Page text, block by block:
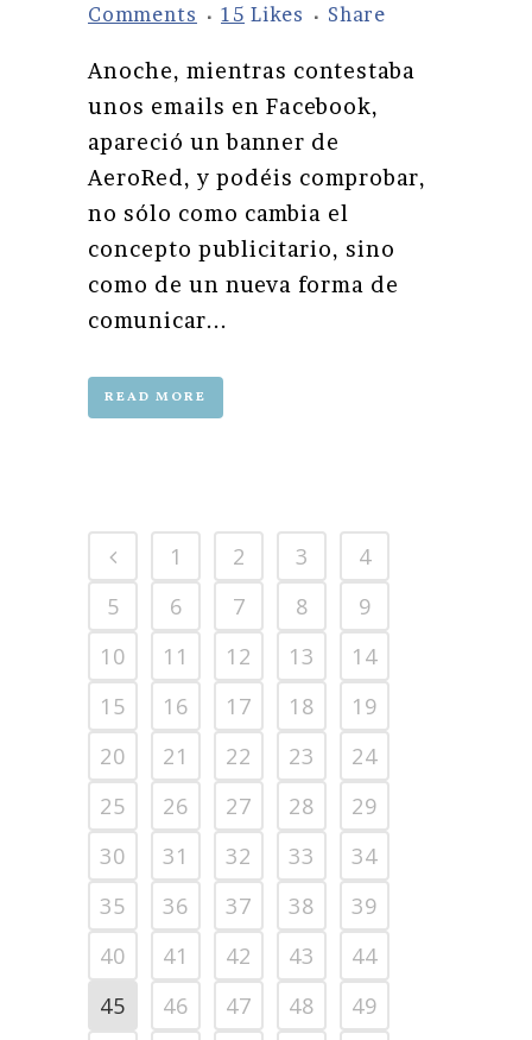
Comments
15 Likes Share
Anoche, mientras contestaba
unos emails en Facebook,
apareció un banner de
AeroRed, y podéis comprobar,
no sólo como cambia el
concepto publicitario, sino
como de un nueva forma de
comunicar...
READ MORE
1 2 3
4
5
6 7 8
9
10
11 12 13
14
15
16 17 18
19
20
21 22 23
24
25
26 27 28
29
30
31 32 33
34
35
36 37 38
39
40
41 42 43
44
45
46 47 48
49